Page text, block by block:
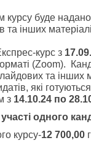
курсу буде
та iнших
курс з
(Zoom).
та інших
які
з 14.10.24 по
одного
курсу-12 700,00